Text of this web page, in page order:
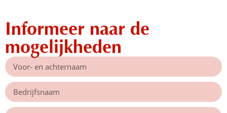
Informeer naar de
mogelijkheden